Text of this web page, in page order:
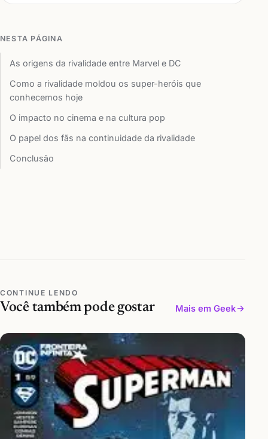
NESTA PÁGINA
As origens da rivalidade entre Marvel e DC
Como a rivalidade moldou os super-heróis que
conhecemos hoje
O impacto no cinema e na cultura pop
O papel dos fãs na continuidade da rivalidade
Conclusão
CONTINUE LENDO
Você também pode gostar Mais em Geek